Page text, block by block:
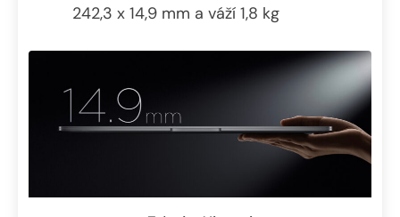
242,3 x 14,9 mm a váží 1,8 kg